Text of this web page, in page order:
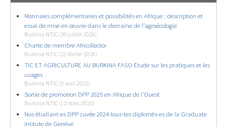
Monnaies complémentaires et possibilités en Afrique : description et
essai de mise en œuvre dans le domaine de l’agroécologie
Burkina NTIC (30 juillet 2026)
Charte de membre Africollector
Burkina NTIC (25 février 2026)
TIC ET AGRICULTURE AU BURKINA FASO Étude sur les pratiques et les
usages
Burkina NTIC (9 avril 2025)
Sortie de promotion DPP 2025 en Afrique de l’Ouest
Burkina NTIC (12 mars 2025)
Nos étudiant-es DPP cuvée 2024 tous-tes diplomés-es de la Graduate
Intitute de Genève